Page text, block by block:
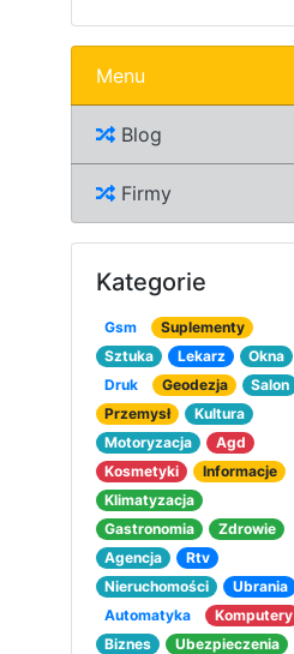
Menu
Blog
Firmy
Kategorie
Gsm
Suplementy
Sztuka
Lekarz
Okna
Druk
Geodezja
Salon
Przemysł
Kultura
Motoryzacja
Agd
Kosmetyki
Informacje
Klimatyzacja
Gastronomia
Zdrowie
Agencja
Rtv
Nieruchomości
Ubrania
Automatyka
Komputery
Biznes
Ubezpieczenia